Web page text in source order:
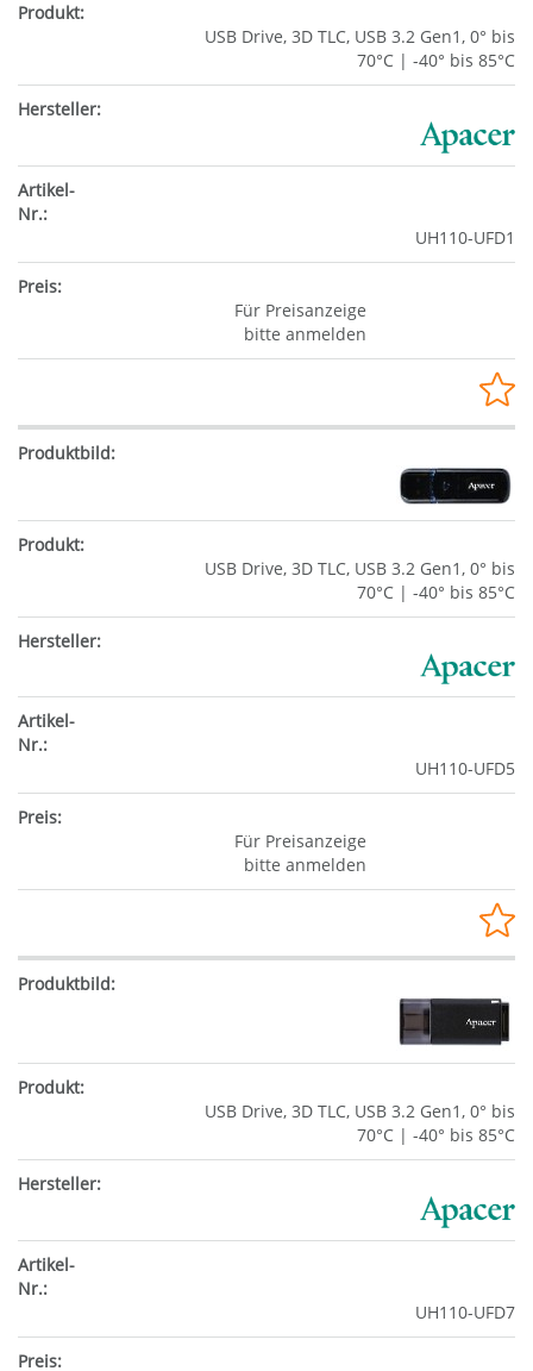
USB Drive, 3D TLC, USB 3.2 Gen1, 0° bis
70°C | -40° bis 85°C
UH110-UFD1
Für Preisanzeige
bitte anmelden
USB Drive, 3D TLC, USB 3.2 Gen1, 0° bis
70°C | -40° bis 85°C
UH110-UFD5
Für Preisanzeige
bitte anmelden
USB Drive, 3D TLC, USB 3.2 Gen1, 0° bis
70°C | -40° bis 85°C
UH110-UFD7